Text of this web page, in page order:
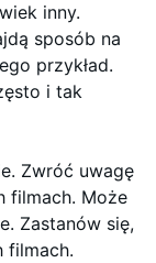
inny.
sposób na
przykład.
i tak
Zwróć uwagę
filmach. Może
Zastanów się,
filmach.